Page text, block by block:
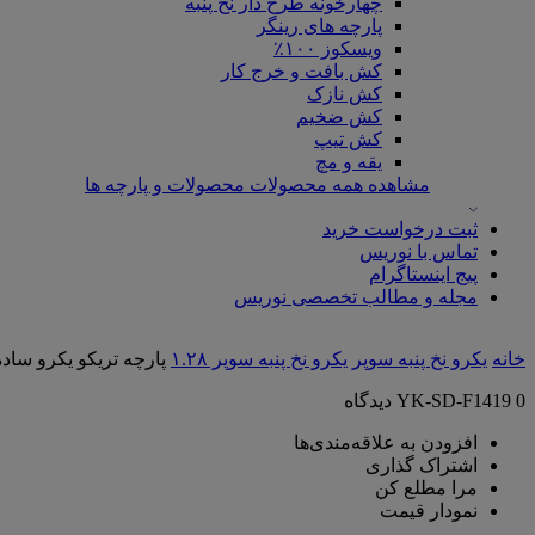
پارچه های رینگر
ویسکوز ۱۰۰٪
کش بافت و خرج کار
کش نازک
کش ضخیم
کش تیپ
یقه و مچ
مشاهده همه محصولات محصولات و پارچه ها
ثبت درخواست خرید
تماس با نوریس
پیج اینستاگرام
مجله و مطالب تخصصی نوریس
خانه یکرو نخ پنبه سوپر یکرو نخ پنبه سوپر ۱.۲۸ پارچه تریکو یکرو ساده 1.28 سوپر گردباف نوریس |
YK-SD-F1419 0 دیدگاه
افزودن به علاقه‌مندی‌ها
اشتراک گذاری
مرا مطلع کن
نمودار قیمت